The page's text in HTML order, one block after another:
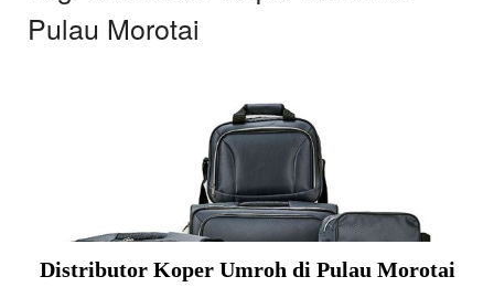
Pulau Morotai
Distributor Koper Umroh di Pulau Morotai